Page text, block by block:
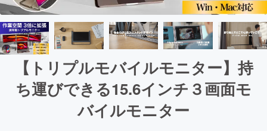
【トリプルモバイルモニター】持
ち運びできる15.6インチ３画面モ
バイルモニター